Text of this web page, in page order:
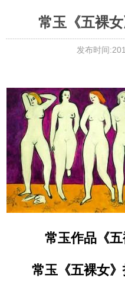
常玉《五裸
发布时间
常玉作品《
常玉《五裸女》